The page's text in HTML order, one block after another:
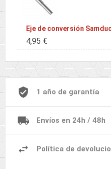
Eje de conversión
4,95 €
1 año de garantía
Envíos en 24h / 48h
Política de